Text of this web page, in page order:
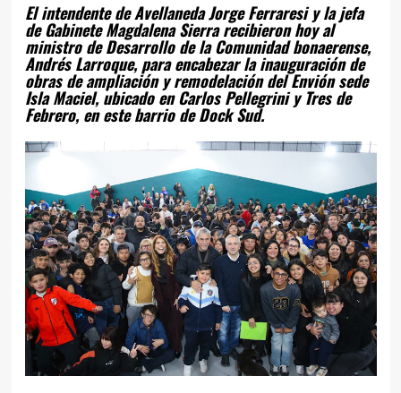
El intendente de Avellaneda Jorge Ferraresi y la jefa
de Gabinete Magdalena Sierra recibieron hoy al
ministro de Desarrollo de la Comunidad bonaerense,
Andrés Larroque, para encabezar la inauguración de
obras de ampliación y remodelación del Envión sede
Isla Maciel, ubicado en Carlos Pellegrini y Tres de
Febrero, en este barrio de Dock Sud.